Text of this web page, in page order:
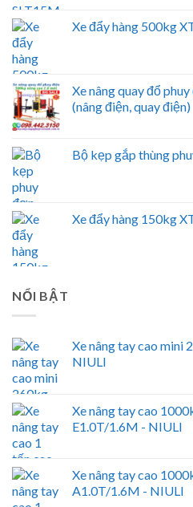
Xe đẩy hàng 500kg
Xe nâng quay đổ
(nâng điện, quay điện)
Bộ kẹp gắp thùng
Xe đẩy hàng 150kg
NỔI BẬT
Xe nâng tay cao mini
NIULI
Xe nâng tay cao
E1.0T/1.6M - NIULI
Xe nâng tay cao
A1.0T/1.6M - NIULI